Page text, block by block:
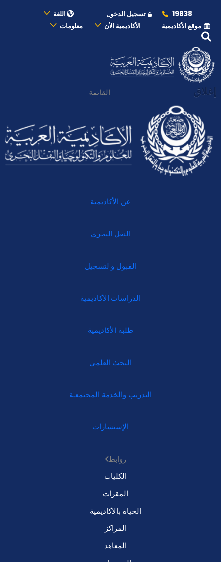
19838 تسجيل الدخول
اللغة
موقع الأكاديمية
الأكاديمية الأن معلومات
إغلاق القائمة
عن الأكاديمية
النقل البحري
القبول والتسجيل
الدراسات الأكاديمية
طلبة الأكاديمية
البحث العلمي
التدريب والخدمة المجتمعية
الإستشارات
روابط
الكليات
المقرات
الحياة بالأكاديمية
المراكز
المعاهد